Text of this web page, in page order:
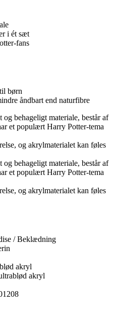
i ét sæt
fans
børn
åndbart end naturfibre
behageligt materiale, består af
et populært Harry Potter-tema
og akrylmaterialet kan føles
behageligt materiale, består af
et populært Harry Potter-tema
og akrylmaterialet kan føles
/ Beklædning
akryl
akryl